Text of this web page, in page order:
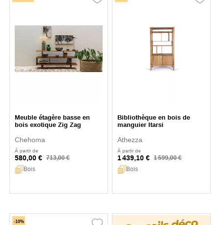
Meuble étagère basse en
bois exotique Zig Zag
Chehoma
À partir de
580,00 € 713,00 €
Bois
Bibliothèque en bois de
manguier Itarsi
Athezza
À partir de
1 439,10 € 1 599,00 €
Bois
-10%